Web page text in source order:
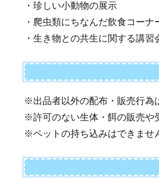
・珍しい小動物の展示
・爬虫類にちなんだ飲食コーナ
・生き物との共生に関する講習
※出品者以外の配布・販売行為
※許可のない生体・餌の販売や
※ペットの持ち込みはできませ